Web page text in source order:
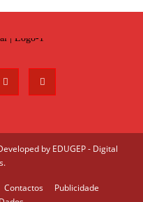
by EDUGEP - Digital
.
Contactos
Publicidade